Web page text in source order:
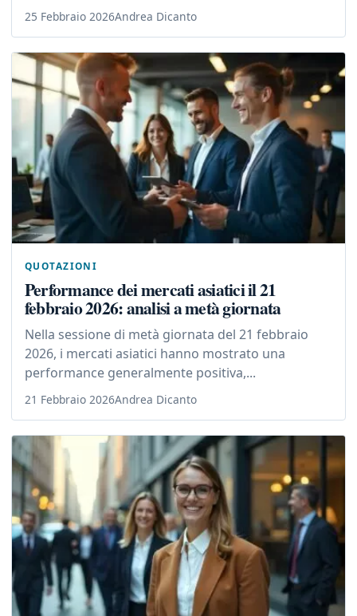
25 Febbraio 2026Andrea Dicanto
QUOTAZIONI
Performance dei mercati asiatici il 21
febbraio 2026: analisi a metà giornata
Nella sessione di metà giornata del 21 febbraio
2026, i mercati asiatici hanno mostrato una
performance generalmente positiva,...
21 Febbraio 2026Andrea Dicanto